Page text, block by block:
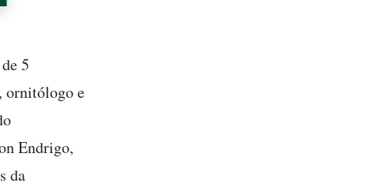
5
ornitólogo e
Endrigo,
da